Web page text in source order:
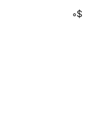
0$